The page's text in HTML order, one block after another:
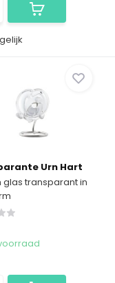
Urn Hart
glas transparant in